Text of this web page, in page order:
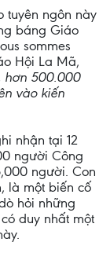
tuyên ngôn này
báng Giáo
sommes
Hội La Mã,
hơn 500.000
vào kiến
nhận tại 12
người Công
người. Con
là một biến cố
hỏi những
duy nhất một